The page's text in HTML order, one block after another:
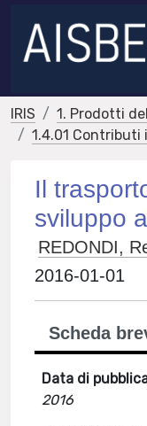
IRIS 1. Prodotti
1.4.01
Il
sviluppo
REDONDI,
2016-01-01
Scheda
Data di
2016